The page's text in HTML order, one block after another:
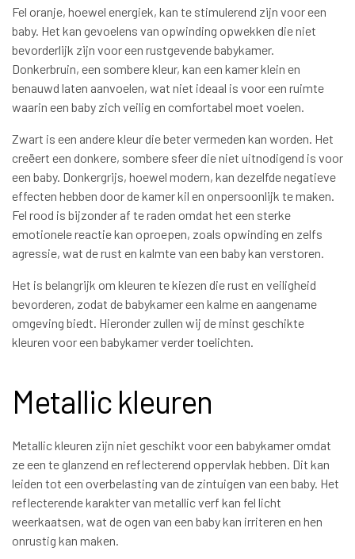
Fel oranje, hoewel energiek, kan te stimulerend zijn voor een
baby. Het kan gevoelens van opwinding opwekken die niet
bevorderlijk zijn voor een rustgevende babykamer.
Donkerbruin, een sombere kleur, kan een kamer klein en
benauwd laten aanvoelen, wat niet ideaal is voor een ruimte
waarin een baby zich veilig en comfortabel moet voelen.
Zwart is een andere kleur die beter vermeden kan worden. Het
creëert een donkere, sombere sfeer die niet uitnodigend is voor
een baby. Donkergrijs, hoewel modern, kan dezelfde negatieve
effecten hebben door de kamer kil en onpersoonlijk te maken.
Fel rood is bijzonder af te raden omdat het een sterke
emotionele reactie kan oproepen, zoals opwinding en zelfs
agressie, wat de rust en kalmte van een baby kan verstoren.
Het is belangrijk om kleuren te kiezen die rust en veiligheid
bevorderen, zodat de babykamer een kalme en aangename
omgeving biedt. Hieronder zullen wij de minst geschikte
kleuren voor een babykamer verder toelichten.
Metallic kleuren
Metallic kleuren zijn niet geschikt voor een babykamer omdat
ze een te glanzend en reflecterend oppervlak hebben. Dit kan
leiden tot een overbelasting van de zintuigen van een baby. Het
reflecterende karakter van metallic verf kan fel licht
weerkaatsen, wat de ogen van een baby kan irriteren en hen
onrustig kan maken.